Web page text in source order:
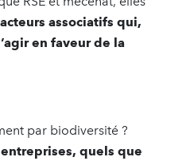
associatifs qui,
en faveur de la
par biodiversité ?
quels que